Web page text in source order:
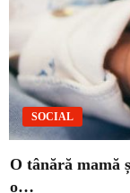
SOCIAL
O tânără mamă
o…